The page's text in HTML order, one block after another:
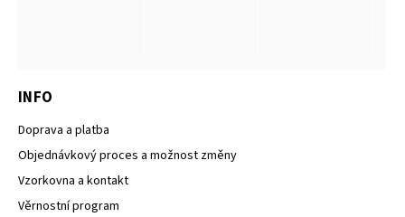
INFO
Doprava a platba
Objednávkový proces a možnost změny
Vzorkovna a kontakt
Věrnostní program